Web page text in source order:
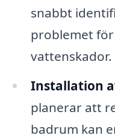
snabbt
problemet
vattenskador.
Installation
planerar att
badrum kan